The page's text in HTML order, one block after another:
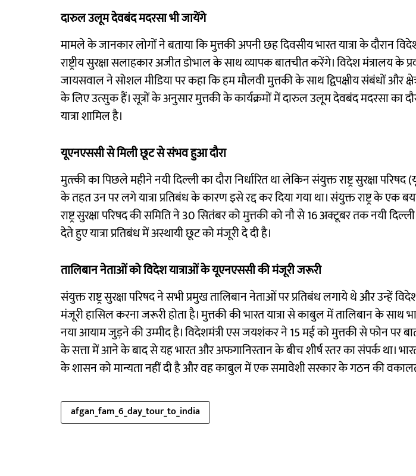
दारुल उलूम देवबंद मदरसा भी जायेंगे
मामले के जानकार लोगों ने बताया कि मुत्तकी अपनी छह दिवसीय भारत यात्रा के दौरान
राष्ट्रीय सुरक्षा सलाहकार अजीत डोभाल के साथ व्यापक बातचीत करेंगे। विदेश मंत्रालय के
जायसवाल ने सोशल मीडिया पर कहा कि हम मौलवी मुत्तकी के साथ द्विपक्षीय संबंधों और
के लिए उत्सुक हैं। सूत्रों के अनुसार मुत्तकी के कार्यक्रमों में दारुल उलूम देवबंद मदरसा का
यात्रा शामिल है।
यूएनएससी से मिली छूट से संभव हुआ दौरा
मुत्त्की का पिछले महीने नयी दिल्ली का दौरा निर्धारित था लेकिन संयुक्त राष्ट्र सुरक्षा
के तहत उन पर लगे यात्रा प्रतिबंध के कारण इसे रद्द कर दिया गया था। संयुक्त राष्ट्र के एक
राष्ट्र सुरक्षा परिषद की समिति ने 30 सितंबर को मुत्तकी को नौ से 16 अक्टूबर तक नयी
देते हुए यात्रा प्रतिबंध में अस्थायी छूट को मंजूरी दे दी है।
तालिबान नेताओं को विदेश यात्राओं के यूएनएससी की मंजूरी जरूरी
संयुक्त राष्ट्र सुरक्षा परिषद ने सभी प्रमुख तालिबान नेताओं पर प्रतिबंध लगाये थे और उन्हें
मंजूरी हासिल करना जरूरी होता है। मुत्तकी की भारत यात्रा से काबुल में तालिबान के
नया आयाम जुड़ने की उम्मीद है। विदेशमंत्री एस जयशंकर ने 15 मई को मुत्तकी से फोन पर
के सत्ता में आने के बाद से यह भारत और अफगानिस्तान के बीच शीर्ष स्तर का संपर्क था।
के शासन को मान्यता नहीं दी है और वह काबुल में एक समावेशी सरकार के गठन की
afgan_fam_6_day_tour_to_india